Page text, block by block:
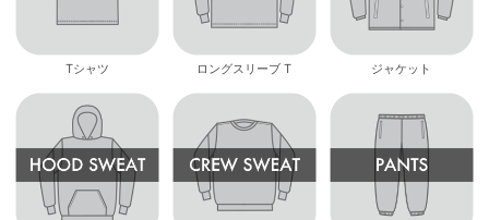
Tシャツ ロングスリーブ T ジャケット